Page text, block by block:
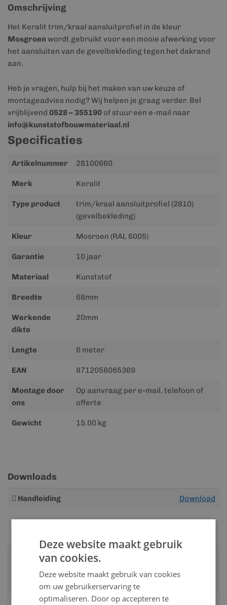
Omschrijving
Het Keralit trim/kraal aansluitprofiel in de kleur
Mosgroen wordt gebruikt voor een mooie afwerking voor
het aansluiten van de gevelbekleding tegen het dakrand
aan.
Heb je vragen, hulp bij het maken van uw keuze of
montageadvies nodig? Wij helpen je graag verder. Bel
vrijblijvend 0528 – 355190 of stuur een e-mail naar
info@kunststofbouwmateriaal.nl
Specificaties
Meer
Artikelnummer 28100660
Merk Keralit
Type product
trim/kraal aansluitprofiel (2810)
(gevelbekleding)
Kleur Mosroen (RAL 6005)
Garantie 10 jaar
Materiaal Kunststof
Breedte 68mm
Werkende
dikte
20mm
Lengte 6 meter
EAN 8712058065369
Montage door
ons
Op aanvraag per e-mail, telefoon of
offerte
Gewicht 15.00 kg
Downloads
Meer
Handleiding Download
Advies nodig?
specialisten
Deze website maakt gebruik
van cookies.
Deze website maakt gebruik van cookies
om uw gebruikerservaring te
optimaliseren. Door op accepteren te